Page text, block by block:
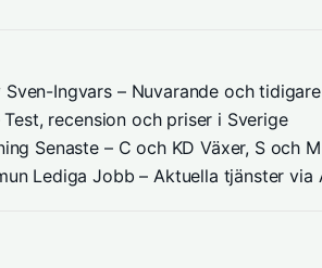
Sven-Ingvars – Nuvarande och
Test, recension och priser i Sverige
Senaste – C och KD Växer, S och
Lediga Jobb – Aktuella tjänster via